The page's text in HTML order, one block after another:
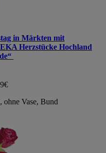
in Märkten mit
Herzstücke Hochland
ohne Vase, Bund